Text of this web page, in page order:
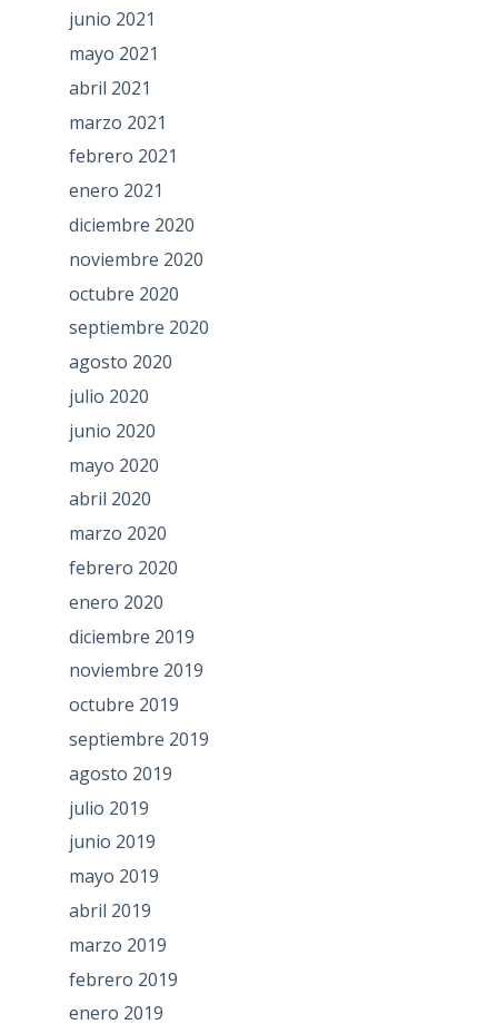
junio 2021
mayo 2021
abril 2021
marzo 2021
febrero 2021
enero 2021
diciembre 2020
noviembre 2020
octubre 2020
septiembre 2020
agosto 2020
julio 2020
junio 2020
mayo 2020
abril 2020
marzo 2020
febrero 2020
enero 2020
diciembre 2019
noviembre 2019
octubre 2019
septiembre 2019
agosto 2019
julio 2019
junio 2019
mayo 2019
abril 2019
marzo 2019
febrero 2019
enero 2019